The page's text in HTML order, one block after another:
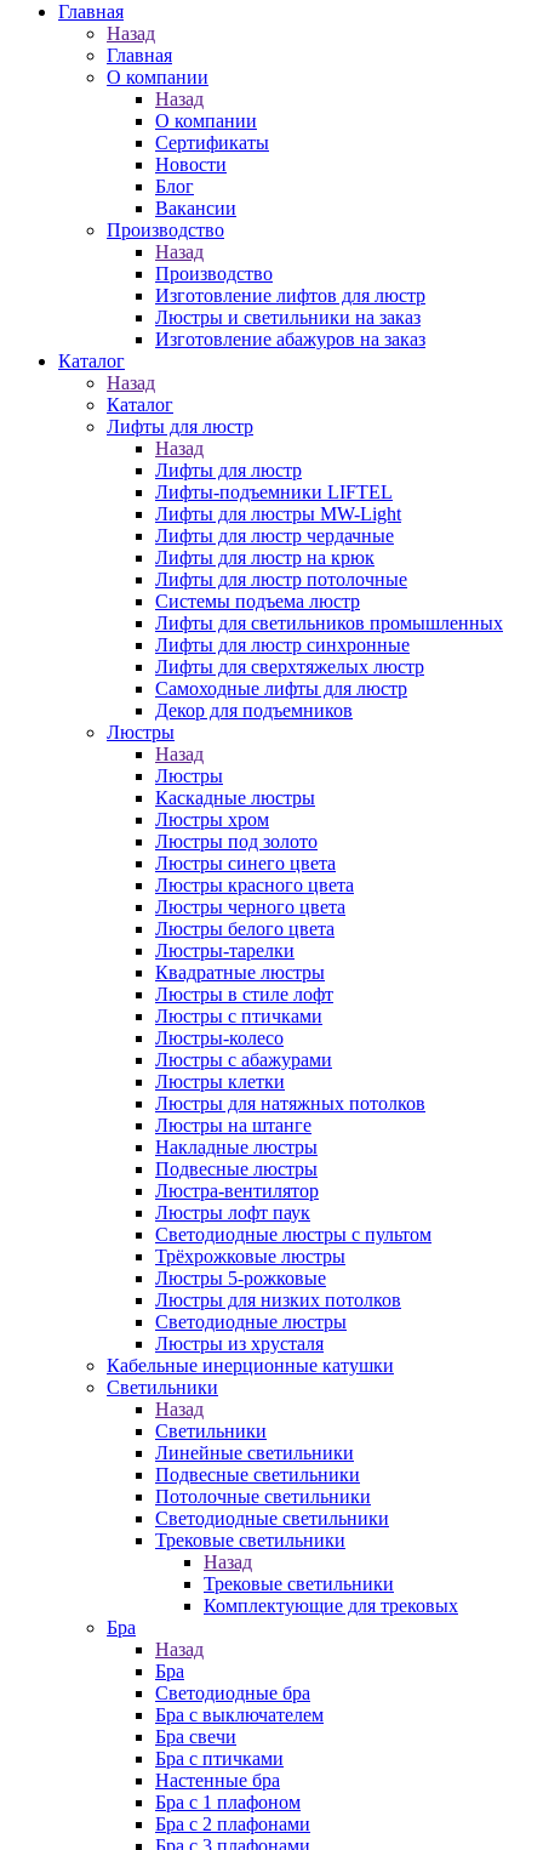
Главная
Назад
Главная
О компании
Назад
О компании
Сертификаты
Новости
Блог
Вакансии
Производство
Назад
Производство
Изготовление лифтов для люстр
Люстры и светильники на заказ
Изготовление абажуров на заказ
Каталог
Назад
Каталог
Лифты для люстр
Назад
Лифты для люстр
Лифты-подъемники LIFTEL
Лифты для люстры MW-Light
Лифты для люстр чердачные
Лифты для люстр на крюк
Лифты для люстр потолочные
Системы подъема люстр
Лифты для светильников промышленных
Лифты для люстр синхронные
Лифты для сверхтяжелых люстр
Самоходные лифты для люстр
Декор для подъемников
Люстры
Назад
Люстры
Каскадные люстры
Люстры хром
Люстры под золото
Люстры синего цвета
Люстры красного цвета
Люстры черного цвета
Люстры белого цвета
Люстры-тарелки
Квадратные люстры
Люстры в стиле лофт
Люстры с птичками
Люстры-колесо
Люстры с абажурами
Люстры клетки
Люстры для натяжных потолков
Люстры на штанге
Накладные люстры
Подвесные люстры
Люстра-вентилятор
Люстры лофт паук
Светодиодные люстры с пультом
Трёхрожковые люстры
Люстры 5-рожковые
Люстры для низких потолков
Cветодиодные люстры
Люстры из хрусталя
Кабельные инерционные катушки
Светильники
Назад
Светильники
Линейные светильники
Подвесные светильники
Потолочные светильники
Светодиодные светильники
Трековые светильники
Назад
Трековые светильники
Комплектующие для трековых
Бра
Назад
Бра
Светодиодные бра
Бра с выключателем
Бра свечи
Бра с птичками
Настенные бра
Бра с 1 плафоном
Бра с 2 плафонами
Бра с 3 плафонами